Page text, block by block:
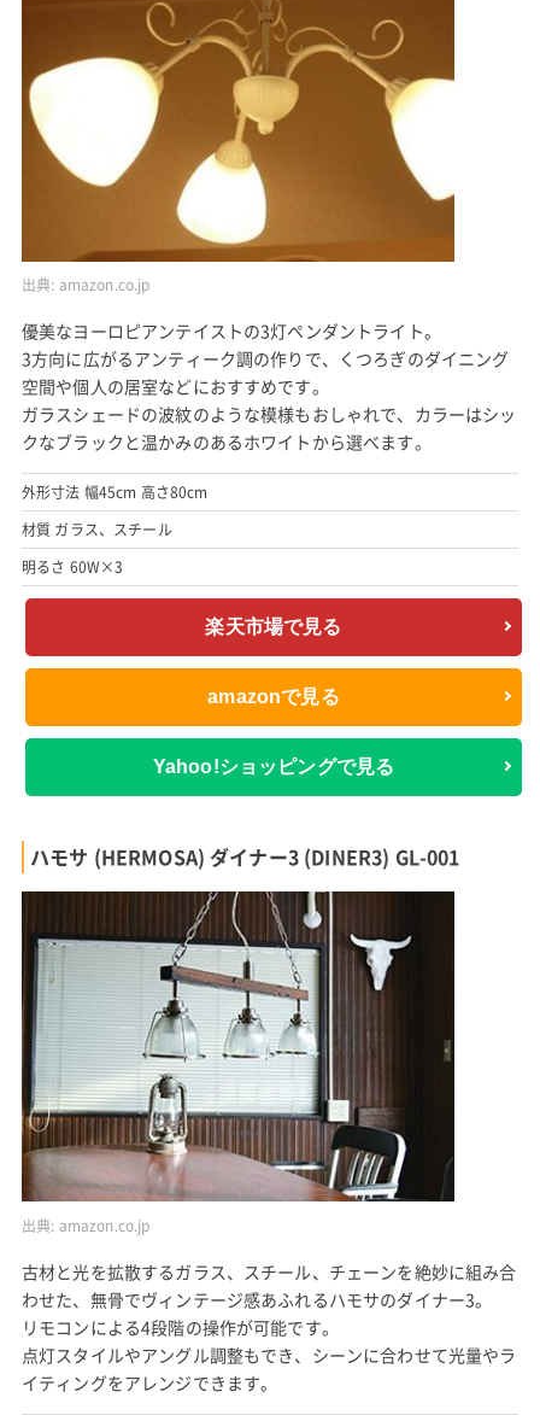
出典: amazon.co.jp
優美なヨーロピアンテイストの3灯ペンダントライト。
3方向に広がるアンティーク調の作りで、くつろぎのダイニング
空間や個人の居室などにおすすめです。
ガラスシェードの波紋のような模様もおしゃれで、カラーはシッ
クなブラックと温かみのあるホワイトから選べます。
外形寸法 幅45cm 高さ80cm
材質 ガラス、スチール
明るさ 60W×3
楽天市場で見る
amazonで見る
Yahoo!ショッピングで見る
ハモサ (HERMOSA) ダイナー3 (DINER3) GL-001
出典: amazon.co.jp
古材と光を拡散するガラス、スチール、チェーンを絶妙に組み合
わせた、無骨でヴィンテージ感あふれるハモサのダイナー3。
リモコンによる4段階の操作が可能です。
点灯スタイルやアングル調整もでき、シーンに合わせて光量やラ
イティングをアレンジできます。